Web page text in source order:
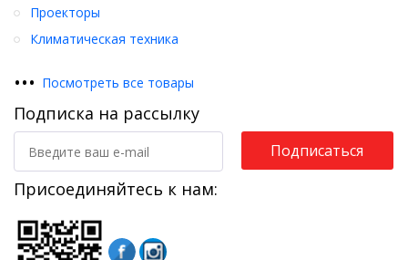
Проекторы
Климатическая техника
••• Посмотреть все товары
Подписка на рассылку
Подписаться
Присоединяйтесь к нам: